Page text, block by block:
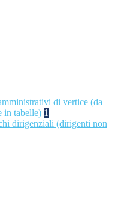
di vertice (da
in tabelle) 1
dirigenziali (dirigenti non